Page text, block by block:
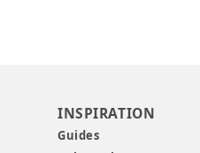
INSPIRATION
Guides